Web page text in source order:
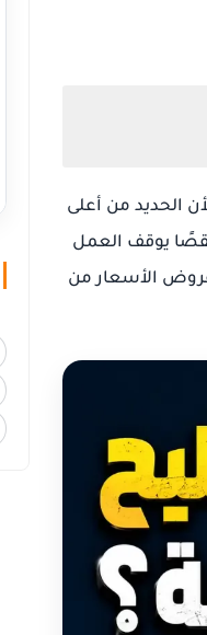
الحديد من أعلى
نقصًا يوقف العمل
الأسعار من